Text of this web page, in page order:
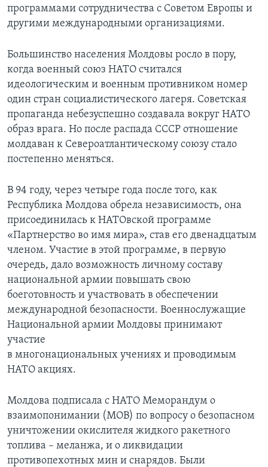
Learning English
Языки
программами сотрудничества с Советом Европы и
другими международными организациями.
Большинство населения Молдовы росло в пору,
когда военный союз НАТО считался
идеологическим и военным противником номер
один стран социалистического лагеря. Советская
пропаганда небезуспешно создавала вокруг НАТО
образ врага. Но после распада СССР отношение
молдаван к Североатлантическому союзу стало
постепенно меняться.
В 94 году, через четыре года после того, как
Республика Молдова обрела независимость, она
присоединилась к НАТОвской программе
«Партнерство во имя мира», став его двенадцатым
членом. Участие в этой программе, в первую
очередь, дало возможность личному составу
национальной армии повышать свою
боеготовность и участвовать в обеспечении
международной безопасности. Военнослужащие
Национальной армии Молдовы принимают
участие
в многонациональных учениях и проводимым
НАТО акциях.
Молдова подписала с НАТО Меморандум о
взаимопонимании (МОВ) по вопросу о безопасном
уничтожении окислителя жидкого ракетного
топлива – меланжа, и о ликвидации
противопехотных мин и снарядов. Были